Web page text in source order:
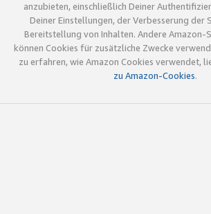
anzubieten, einschließlich Deiner
Deiner Einstellungen, der Verbesserung der
Bereitstellung von Inhalten. Andere Amazon-
können Cookies für zusätzliche Zwecke
zu erfahren, wie Amazon Cookies verwendet,
zu Amazon-Cookies.